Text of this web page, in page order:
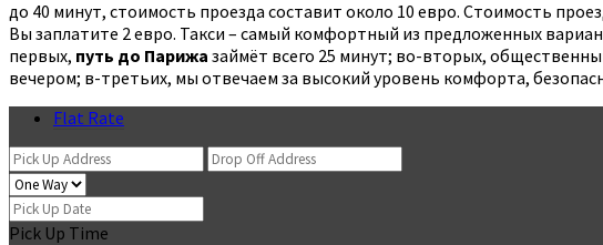
до 40 минут, стоимость проезда составит около 10 евро. Стоимость
Вы заплатите 2 евро. Такси – самый комфортный из предложенных
первых, путь до Парижа займёт всего 25 минут; во-вторых,
вечером; в-третьих, мы отвечаем за высокий уровень комфорта,
Flat Rate
Pick Up Time